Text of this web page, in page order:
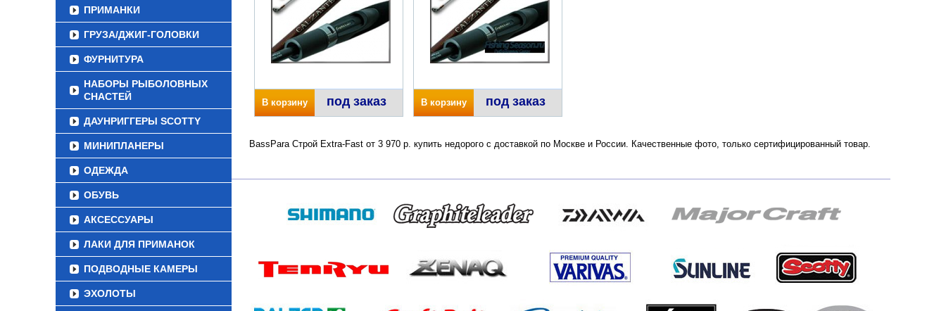
ПРИМАНКИ
ГРУЗА/ДЖИГ-ГОЛОВКИ
ФУРНИТУРА
НАБОРЫ РЫБОЛОВНЫХ
СНАСТЕЙ
ДАУНРИГГЕРЫ SCOTTY
МИНИПЛАНЕРЫ
ОДЕЖДА
ОБУВЬ
АКСЕССУАРЫ
ЛАКИ ДЛЯ ПРИМАНОК
ПОДВОДНЫЕ КАМЕРЫ
ЭХОЛОТЫ
В корзину под заказ В корзину под заказ
BassPara Строй Extra-Fast от 3 970 р. купить недорого с доставкой по Москве и России. Качественные фото, только сертифицированный товар.